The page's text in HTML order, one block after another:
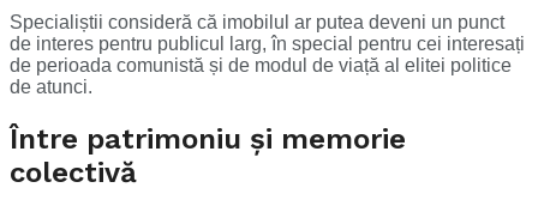
Specialiștii consideră că imobilul ar putea deveni un punct
de interes pentru publicul larg, în special pentru cei interesați
de perioada comunistă și de modul de viață al elitei politice
de atunci.
Între patrimoniu și memorie
colectivă